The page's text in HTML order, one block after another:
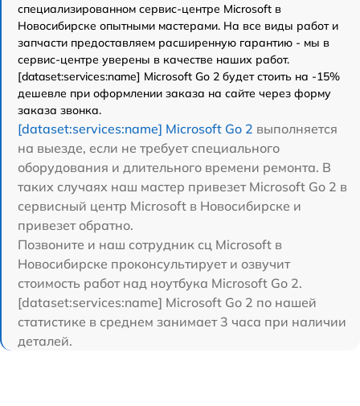
специализированном сервис-центре Microsoft в
Новосибирске опытными мастерами. На все виды работ и
запчасти предоставляем расширенную гарантию - мы в
сервис-центре уверены в качестве наших работ.
[dataset:services:name] Microsoft Go 2 будет стоить на -15%
дешевле при оформлении заказа на сайте через форму
заказа звонка.
[dataset:services:name] Microsoft Go 2 выполняется
на выезде, если не требует специального
оборудования и длительного времени ремонта. В
таких случаях наш мастер привезет Microsoft Go 2 в
сервисный центр Microsoft в Новосибирске и
привезет обратно.
Позвоните и наш сотрудник сц Microsoft в
Новосибирске проконсультирует и озвучит
стоимость работ над ноутбука Microsoft Go 2.
[dataset:services:name] Microsoft Go 2 по нашей
статистике в среднем занимает 3 часа при наличии
деталей.